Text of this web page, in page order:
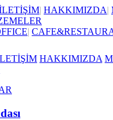
| HAKKIMIZDA|
|
HAKKIMIZDA